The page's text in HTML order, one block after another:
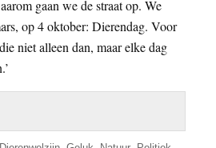
gaan we de straat op. We
op 4 oktober: Dierendag. Voor
niet alleen dan, maar elke dag